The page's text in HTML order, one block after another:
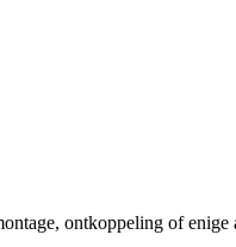
ontkoppeling of